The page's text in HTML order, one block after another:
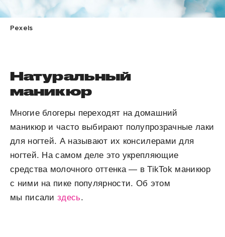
Pexels
Натуральный
маникюр
Многие блогеры переходят на домашний
маникюр и часто выбирают полупрозрачные лаки
для ногтей. А называют их консилерами для
ногтей. На самом деле это укрепляющие
средства молочного оттенка — в TikTok маникюр
с ними на пике популярности. Об этом
мы писализдесь.